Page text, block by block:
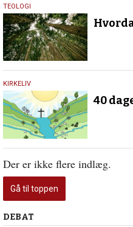
26.
maj
2016
TEOLOGI
29.
januar
2016
KIRKELIV
40
Der er ikke flere indlæg.
Gå til toppen
Debat
DEBAT